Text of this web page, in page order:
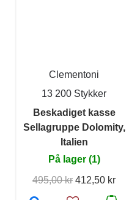
Clementoni
13 200 Stykker
Beskadiget kasse
Sellagruppe Dolomity,
Italien
På lager (1)
495,00 kr 412,50 kr